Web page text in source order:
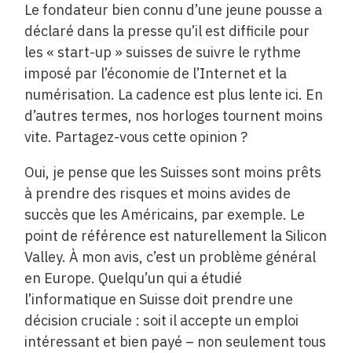
Le fondateur bien connu d’une jeune pousse a
déclaré dans la presse qu’il est difficile pour
les « start-up » suisses de suivre le rythme
imposé par l’économie de l’Internet et la
numérisation. La cadence est plus lente ici. En
d’autres termes, nos horloges tournent moins
vite. Partagez-vous cette opinion ?
Oui, je pense que les Suisses sont moins prêts
à prendre des risques et moins avides de
succès que les Américains, par exemple. Le
point de référence est naturellement la Silicon
Valley. À mon avis, c’est un problème général
en Europe. Quelqu’un qui a étudié
l’informatique en Suisse doit prendre une
décision cruciale : soit il accepte un emploi
intéressant et bien payé – non seulement tous